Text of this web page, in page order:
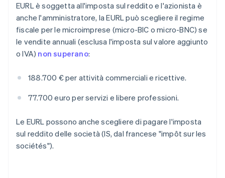
EURL è soggetta all'imposta sul reddito e l'azionista è
anche l'amministratore, la EURL può scegliere il regime
fiscale per le microimprese (micro-BIC o micro-BNC) se
le vendite annuali (esclusa l'imposta sul valore aggiunto
o IVA) non superano:
188.700 € per attività commerciali e ricettive.
77.700 euro per servizi e libere professioni.
Le EURL possono anche scegliere di pagare l'imposta
sul reddito delle società (IS, dal francese "impôt sur les
sociétés").